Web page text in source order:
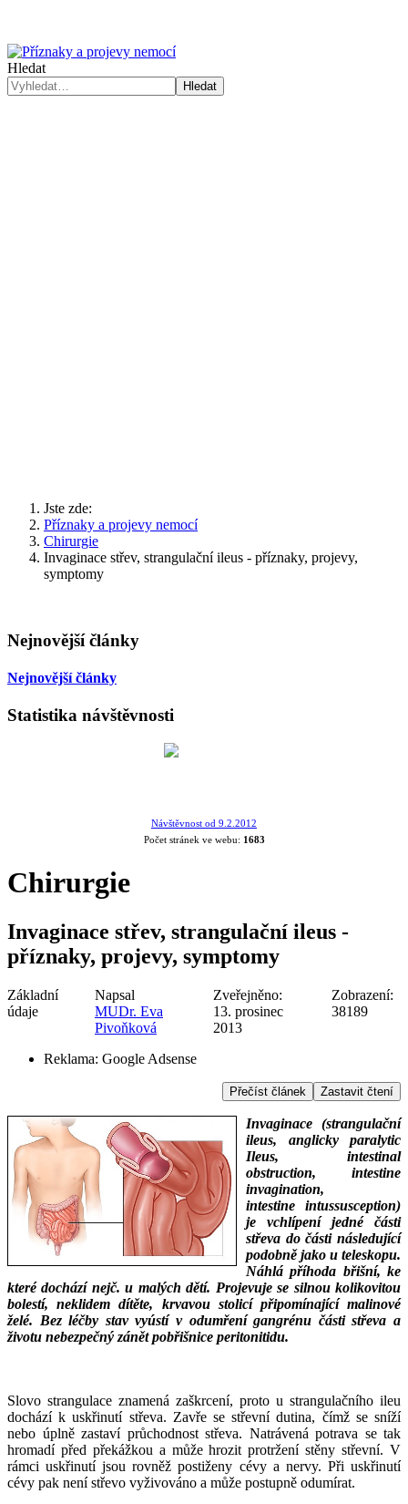
Hledat
Hledat
Jste zde:
Příznaky a projevy nemocí
Chirurgie
Invaginace střev, strangulační ileus - příznaky, projevy,
symptomy
Nejnovější články
Nejnovější články
Statistika návštěvnosti
Návštěvnost od 9.2.2012
Počet stránek ve webu: 1683
Chirurgie
Invaginace střev, strangulační ileus -
příznaky, projevy, symptomy
Základní
údaje
Napsal
MUDr. Eva
Pivoňková
Zveřejněno:
13. prosinec
2013
Zobrazení:
38189
Reklama: Google Adsense
Přečíst článek Zastavit čtení
Invaginace (strangulační
ileus, anglicky paralytic
Ileus, intestinal
obstruction, intestine
invagination,
intestine intussusception)
je vchlípení jedné části
střeva do části následující
podobně jako u teleskopu.
Náhlá příhoda břišní, ke
které dochází nejč. u malých dětí. Projevuje se silnou kolikovitou
bolestí, neklidem dítěte, krvavou stolicí připomínající malinové
želé. Bez léčby stav vyústí v odumření gangrénu části střeva a
životu nebezpečný zánět pobřišnice peritonitidu.
Slovo strangulace znamená zaškrcení, proto u strangulačního ileu
dochází k uskřinutí střeva. Zavře se střevní dutina, čímž se sníží
nebo úplně zastaví průchodnost střeva. Natrávená potrava se tak
hromadí před překážkou a může hrozit protržení stěny střevní. V
rámci uskřinutí jsou rovněž postiženy cévy a nervy. Při uskřinutí
cévy pak není střevo vyživováno a může postupně odumírat.